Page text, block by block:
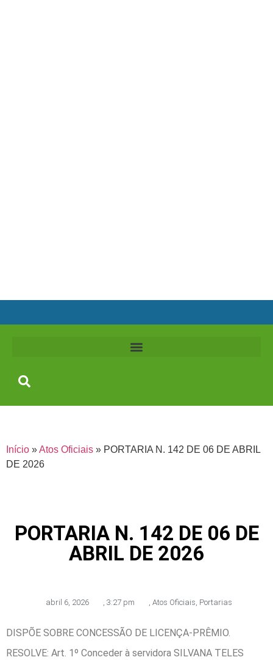
Início »Atos Oficiais » PORTARIA N. 142 DE 06 DE ABRIL
DE 2026
PORTARIA N. 142 DE 06 DE
ABRIL DE 2026
abril 6, 2026 , 3:27 pm , Atos Oficiais, Portarias
DISPÕE SOBRE CONCESSÃO DE LICENÇA-PRÊMIO.
RESOLVE: Art. 1º Conceder à servidora SILVANA TELES